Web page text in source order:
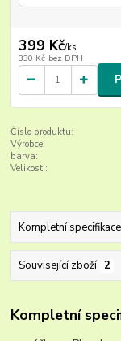
399 Kč/ks
330 Kč bez DPH
Číslo produktu:
Výrobce:
barva:
Velikosti:
Kompletní specifikace
Související zboží 2
Kompletní